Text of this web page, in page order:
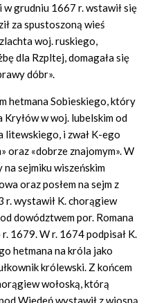
grudniu 1667 r. wstawił się
za spustoszoną wieś
woj. ruskiego,
dla Rzpltej, domagała się
dóbr».
hetmana Sobieskiego, który
w woj. lubelskim od
litewskiego, i zwał K-ego
oraz «dobrze znajomym».W
na sejmiku wiszeńskim
oraz posłem na sejm z
r. wystawił K. chorągiew
dowództwem por. Romana
1679. W r. 1674 podpisał K.
hetmana na króla jako
królewski. Z końcem
wołoską, którą
Wiedeń wystawił z wiosną